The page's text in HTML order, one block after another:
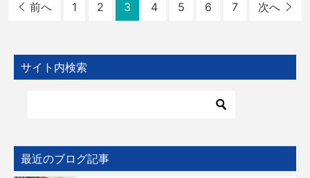
前へ 1 2 3 4 5 6 7 次へ
サイト内検索
最近のブログ記事